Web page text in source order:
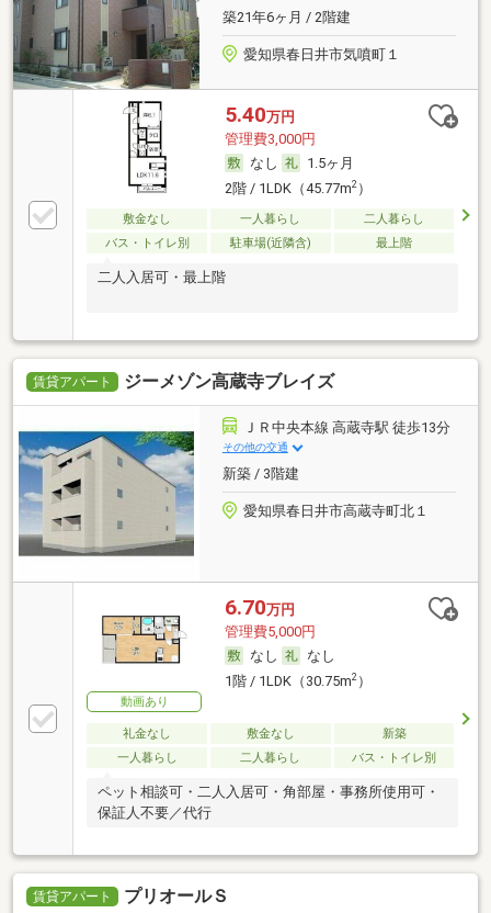
築21年6ヶ月 / 2階建
愛知県春日井市気噴町１
5.40万円
管理費3,000円
なし
1.5ヶ月
2階 / 1LDK（45.77m2）
敷金なし 一人暮らし
二人暮らし
バス・トイレ別
駐車場(近隣含) 最上階
二人入居可・最上階
賃貸アパート ジーメゾン高蔵寺ブレイズ
ＪＲ中央本線 高蔵寺駅 徒歩13分
その他の交通
新築 / 3階建
愛知県春日井市高蔵寺町北１
動画あり
6.70万円
管理費5,000円
なし
なし
1階 / 1LDK（30.75m2）
礼金なし 敷金なし
新築
一人暮らし
二人暮らし バス・トイレ別
ペット相談可・二人入居可・角部屋・事務所使用可・
保証人不要／代行
賃貸アパート プリオールＳ